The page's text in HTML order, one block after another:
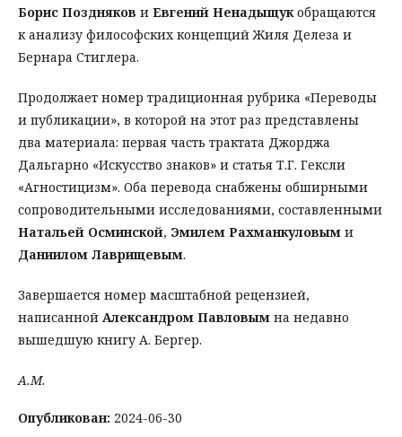
Борис Поздняков и Евгений Ненадыщукобращаются
к анализу философских концепций Жиля Делеза и
Бернара Стиглера.
Продолжает номер традиционная рубрика «Переводы
и публикации», в которой на этот раз представлены
два материала: первая часть трактата Джорджа
Дальгарно «Искусство знаков» и статья Т.Г. Гексли
«Агностицизм». Оба перевода снабжены обширными
сопроводительными исследованиями, составленными
Натальей Осминской, Эмилем Рахманкуловым и
Даниилом Лаврищевым.
Завершается номер масштабной рецензией,
написанной Александром Павловым на недавно
вышедшую книгу А. Бергер.
А.М.
Опубликован: 2024-06-30